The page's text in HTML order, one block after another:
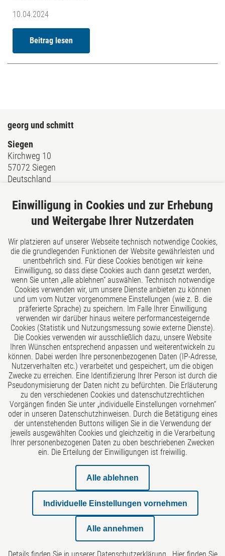
10.04.2024
Beitrag lesen
georg und schmitt
Siegen
Kirchweg 10
57072 Siegen
Deutschland
Fax: +49 271 4057120
kontakt@gs-recht.de
Über uns
georg und schmitt - Unsere Rechtsanwälte, Fachanwälte
und Notare in Siegen bieten eine umfassende und
praxisnahe Lösung für Ihr rechtliches Anliegen.
Notariat
Übersicht Leistungen
Übersicht Anwälte
Über uns
Rechtliche Hinweise
Einwilligung in Cookies und zur Erhebung
und Weitergabe Ihrer Nutzerdaten
Wir platzieren auf unserer Webseite technisch notwendige Cookies,
die die grundlegenden Funktionen der Website gewährleisten und
unentbehrlich sind. Für diese Cookies benötigen wir keine
Einwilligung, so dass diese Cookies auch dann gesetzt werden,
wenn Sie unten „alle ablehnen“ auswählen. Technisch notwendige
Cookies verwenden wir, um unsere Dienste anbieten zu können
und um vom Nutzer vorgenommene Einstellungen (wie z. B. die
präferierte Sprache) zu speichern. Im Falle Ihrer Einwilligung
verwenden wir darüber hinaus weitere performancesteigernde
Cookies (Statistik und Nutzungsmessung sowie externe Dienste).
Die Cookies verwenden wir ausschließlich dazu, unsere Website
Ihren Wünschen entsprechend anpassen und weiterentwickeln zu
können. Dabei werden Ihre personenbezogenen Daten (IP-Adresse,
Nutzerverhalten etc.) verarbeitet und gespeichert, um die obigen
Zwecke zu erreichen. Eine Identifizierung Ihrer Person ist durch die
Pseudonymisierung der Daten nicht zu befürchten. Die Erläuterung
zu den verschiedenen Cookies und datenschutzrechtlichen
Vorgängen finden Sie unter „individuelle Einstellungen vornehmen“
oder in unseren Datenschutzhinweisen. Durch die Betätigung eines
der untenstehenden Buttons willigen Sie in die Verwendung der
jeweils ausgewählten Cookies und gleichzeitig in die Verarbeitung
Ihrer personenbezogenen Daten zu oben beschriebenen Zwecken
ein. Die Erteilung der Einwilligungen ist freiwillig.
Alle ablehnen
Individuelle Einstellungen vornehmen
Alle annehmen